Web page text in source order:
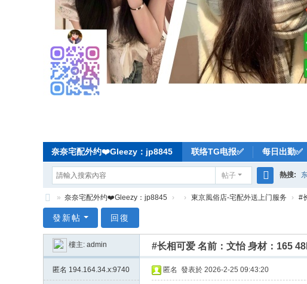
奈奈宅配外约❤️Gleezy：jp8845 联络TG电报✅ 每日出勤✅
帖子
搜
熱搜:
奈
» 奈奈宅配外约❤️Gleezy：jp8845 › › 東京風俗店-宅配外送上门服务 › #
發新帖 回復
樓主: admin #长相可爱 名前：文怡 身材：165
匿名 194.164.34.x:9740 匿名 發表於 2026-2-25 09:43:20